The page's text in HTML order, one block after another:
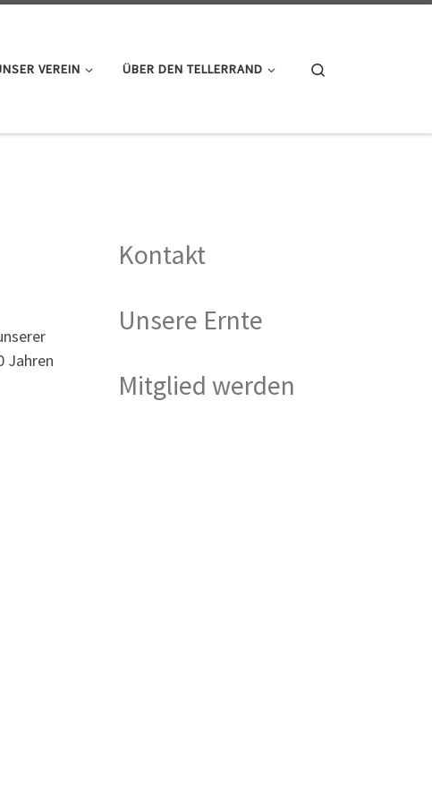
VEREIN ÜBER DEN TELLERRAND
Jahren
Kontakt
Unsere Ernte
Mitglied werden